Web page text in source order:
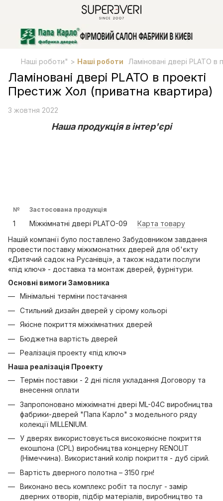
Наші роботи" > Наші роботи Ламіновані двері PLATO
Ламіновані двері PLATO в проекті
Престиж Хол (приватна квартира)
3 жовтня 2022
Наша продукція в інтер'єрі
№ Застосована продукція
1 Міжкімнатні двері PLATO-09
Карта товару
Нашій компанії було поставлено Забудовником завдання
провести поставку міжкмонатних дверей для об'єкту
«Дитячий садок на Русанівці», а також надати послуги
«під ключ» - доставка та монтаж дверей, фурнітури.
Основні вимоги Замовника
Мінімальні терміни постачання
Стильний дизайн дверей у сірому кольорі
Якісне покриття міжкімнатних дверей
Бюджетна вартість дверей
Реалізація проекту «під ключ»
Наша реалізація Проекту
Термін поставки - 2 дні після укладання Договору та
внесення оплати
Запропоновано міжкімнатні двері ML-04C виробництва
фабрики-дверей "Папа Карло" з модельного ряду
колекції MILLENIUM.
У дверях використовується високоякісне покриття
екошпона (CPL) виробництва концерну RENOLIT
(Німеччина). Використаний колір покриття - дуб сірий.
Вартість дверного полотна – 3150 грн!
Виконано весь комплекс робіт та послуг - замір
дверних отворів, підбір матеріалів, виробництво та